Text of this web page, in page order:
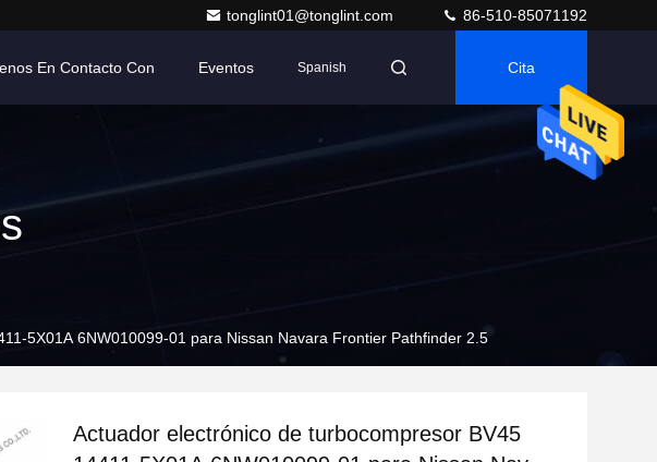
tonglint01@tonglint.com 86-510-85071192
En Contacto Con Eventos Spanish Cita
5X01A 6NW010099-01 para Nissan Navara Frontier Pathfinder 2.5
Actuador electrónico de turbocompresor BV45